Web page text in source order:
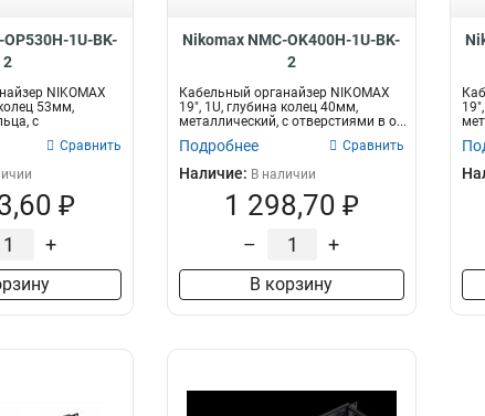
1U-BK-
2
NIKOMAX
53мм,
с
Сравнить
₽
+
Nikomax NMC-OK400H-1U-BK-
2
Кабельный органайзер NIKOMAX
19", 1U, глубина колец 40мм,
металлический, с отверстиями в о...
Подробнее Сравнить
Наличие: В наличии
1 298,70 ₽
– +
В корзину